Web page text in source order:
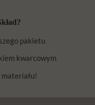
pakietu
kwarcowym